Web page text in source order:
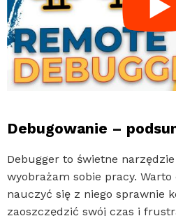
Debugowanie –
Debugger to świetne
wyobrażam sobie pracy.
nauczyć się z niego sprawnie
zaoszczędzić swój czas i